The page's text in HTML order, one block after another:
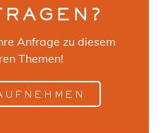
Anfrage zu diesem
Themen!